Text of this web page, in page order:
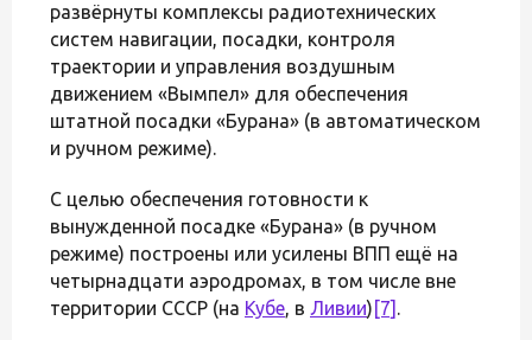
развёрнуты комплексы радиотехнических
систем навигации, посадки, контроля
траектории и управления воздушным
движением «Вымпел» для обеспечения
штатной посадки «Бурана» (в автоматическом
и ручном режиме).
С целью обеспечения готовности к
вынужденной посадке «Бурана» (в ручном
режиме) построены или усилены ВПП ещё на
четырнадцати аэродромах, в том числе вне
территории СССР (на Кубе, в Ливии) [7] .